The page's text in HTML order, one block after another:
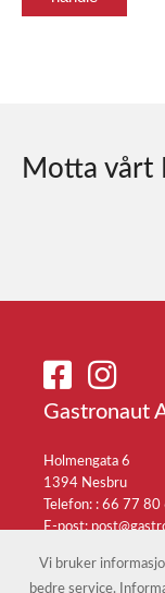
Motta vårt
Gastronaut
Holmengata 6
1394 Nesbru
Telefon: : 66 77 80
E-post:
Vi bruker
bedre service.